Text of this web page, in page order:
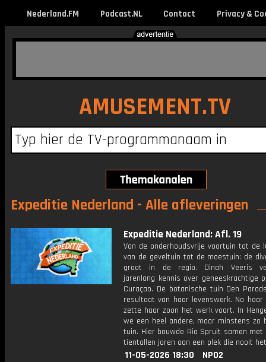
Nederland.FM Podcast.NL Contact Privacy &
AMUSEMENT.TV
Expeditie Nederland - Alle afleveringen
Expeditie Nederland: Afl. 19
Van de onderhoudsvrije voortuin tot de
van de geveltuin tot de moestuin: de
groot in de regio. Dinah Veeris
jarenlang kennis over geneeskrachtige
Curaçao. De botanische tuin Den
resultaat van haar levenswerk. Na haar
zette haar zoon het werk voort. In
we een heel andere, maar minstens zo
tuin. Hier bouwde Ria Spruit samen met
tientallen jaren aan een plek die nooit
11-05-2026 18:30
NPO2